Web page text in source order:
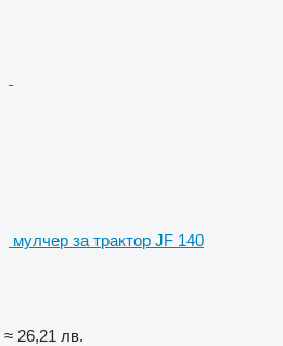
мулчер за трактор JF 140
≈ 26,21 лв.